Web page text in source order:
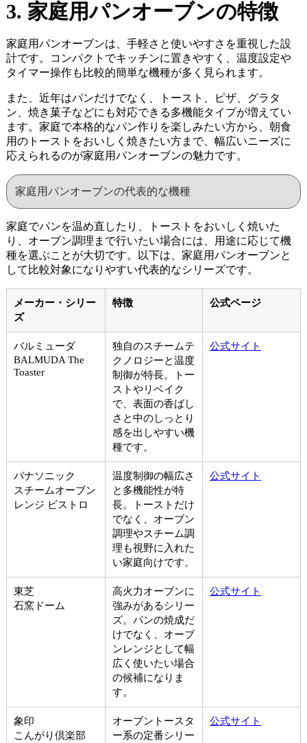
3. 家庭用パンオーブンの特徴
家庭用パンオーブンは、手軽さと使いやすさを重視した設
計です。コンパクトでキッチンに置きやすく、温度設定や
タイマー操作も比較的簡単な機種が多く見られます。
また、近年はパンだけでなく、トースト、ピザ、グラタ
ン、焼き菓子などにも対応できる多機能タイプが増えてい
ます。家庭で本格的なパン作りを楽しみたい方から、朝食
用のトーストをおいしく焼きたい方まで、幅広いニーズに
応えられるのが家庭用パンオーブンの魅力です。
家庭用パンオーブンの代表的な機種
家庭でパンを温め直したり、トーストをおいしく焼いた
り、オーブン調理まで行いたい場合には、用途に応じて機
種を選ぶことが大切です。以下は、家庭用パンオーブンと
して比較対象になりやすい代表的なシリーズです。
メーカー・シリー
ズ
特徴 公式ページ
バルミューダ
BALMUDA The
Toaster
独自のスチームテ
クノロジーと温度
制御が特長。トー
ストやリベイク
で、表面の香ばし
さと中のしっとり
感を出しやすい機
種です。
公式サイト
パナソニック
スチームオーブン
レンジ ビストロ
温度制御の幅広さ
と多機能性が特
長。トーストだけ
でなく、オーブン
調理やスチーム調
理も視野に入れた
い家庭向けです。
公式サイト
東芝
石窯ドーム
高火力オーブンに
強みがあるシリー
ズ。パンの焼成だ
けでなく、オーブ
ンレンジとして幅
広く使いたい場合
の候補になりま
す。
公式サイト
象印
こんがり倶楽部
オーブントースタ
ー系の定番シリー
公式サイト